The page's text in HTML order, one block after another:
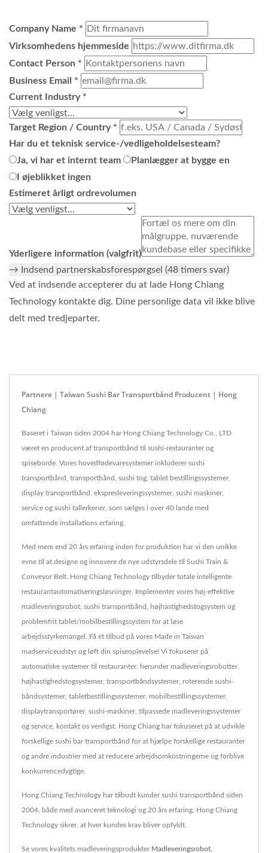
Company Name *
Virksomhedens hjemmeside
Contact Person *
Business Email *
Current Industry *
Target Region / Country *
Har du et teknisk service-/vedligeholdelsesteam?
Ja, vi har et internt team
Planlægger at bygge en
I øjeblikket ingen
Estimeret årligt ordrevolumen
Yderligere information (valgfrit)
→ Indsend partnerskabsforespørgsel (48 timers svar)
Ved at indsende accepterer du at lade Hong Chiang
Technology kontakte dig. Dine personlige data vil ikke blive
delt med tredjeparter.
Partnere | Taiwan Sushi Bar Transportbånd Producent | Hong
Chiang
Baseret i Taiwan siden 2004 har Hong Chiang Technology Co., LTD
været en producent af transportbånd til sushi-restauranter og
spiseborde. Vores hovedfødevaresystemer inkluderer sushi
transportbånd, transportbånd, sushi tog, tablet bestillingssystemer,
display transportbånd, ekspresleveringssystemer, sushi maskiner,
service og sushi tallerkener, som sælges i over 40 lande med
omfattende installations erfaring.
Med mere end 20 års erfaring inden for produktion har vi den unikke
evne til at designe og innovere de nye udstyrsdele til Sushi Train &
Conveyor Belt. Hong Chiang Technology tilbyder totale intelligente
restaurantautomatiseringsløsninger. Implementer vores høj-effektive
madleveringsrobot, sushi transportbånd, højhastighedstogsystem og
problemfrit tablet/mobilbestillingssystem for at løse
arbejdsstyrkemangel. Få et tilbud på vores Made in Taiwan
madserviceudstyr og løft din spiseoplevelse! Vi fokuserer på
automatiske systemer til restauranter, herunder madleveringsrobotter,
højhastighedstogsystemer, transportbåndsystemer, roterende sushi-
båndsystemer, tabletbestillingssystemer, mobilbestillingssystemer,
displaytransportører, sushi-maskiner, tilpassede madleveringssystemer
og service, kontakt os venligst. Hong Chiang har fokuseret på at udvikle
forskellige sushi bar transportbånd for at hjælpe forskellige restauranter
og andre industrier med at reducere arbejdsomkostningerne og forblive
konkurrencedygtige.
Hong Chiang Technology har tilbudt kunder sushi transportbånd siden
2004, både med avanceret teknologi og 20 års erfaring, Hong Chiang
Technology sikrer, at hver kundes krav bliver opfyldt.
Se vores kvalitets madleveringsprodukter Madleveringsrobot